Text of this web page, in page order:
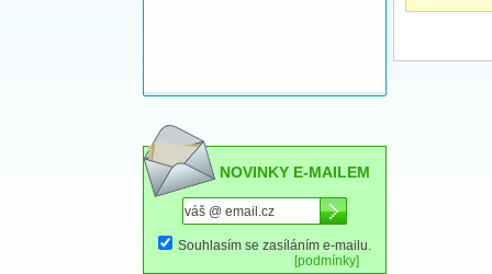
NOVINKY E-MAILEM
Souhlasím se zasíláním e-mailu.
[podmínky]